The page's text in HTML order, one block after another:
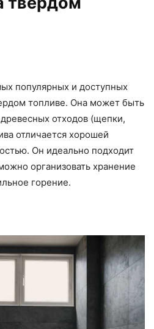
популярных и доступных
топливе. Она может быть
отходов (щепки,
отличается хорошей
Он идеально подходит
организовать хранение
горение.